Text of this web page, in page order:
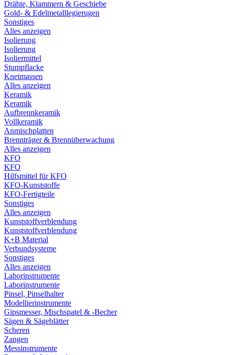
Drähte, Klammern & Geschiebe
Gold- & Edelmetalllegierugen
Sonstiges
Alles anzeigen
Isolierung
Isolierung
Isoliermittel
Stumpflacke
Knetmassen
Alles anzeigen
Keramik
Keramik
Aufbrennkeramik
Vollkeramik
Anmischplatten
Brennträger & Brennüberwachung
Alles anzeigen
KFO
KFO
Hilfsmittel für KFO
KFO-Kunststoffe
KFO-Fertigteile
Sonstiges
Alles anzeigen
Kunststoffverblendung
Kunststoffverblendung
K+B Material
Verbundsysteme
Sonstiges
Alles anzeigen
Laborinstrumente
Laborinstrumente
Pinsel, Pinselhalter
Modellierinstrumente
Gipsmesser, Mischspatel & -Becher
Sägen & Sägeblätter
Scheren
Zangen
Messinstrumente